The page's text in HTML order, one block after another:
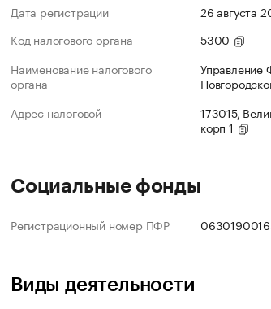
Дата регистрации
26 августа
Код налогового органа
5300
Наименование налогового
органа
Управление
Адрес налоговой
173015,
корп 1
Социальные фонды
Регистрационный номер ПФР
Виды деятельности